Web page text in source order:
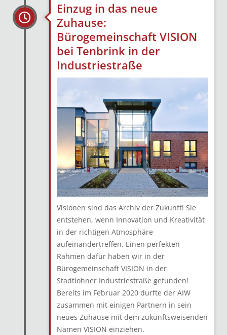
Einzug in das neue
Zuhause:
Bürogemeinschaft VISION
bei Tenbrink in der
Industriestraße
Visionen sind das Archiv der Zukunft! Sie
entstehen, wenn Innovation und Kreativität
in der richtigen Atmosphäre
aufeinandertreffen. Einen perfekten
Rahmen dafür haben wir in der
Bürogemeinschaft VISION in der
Stadtlohner Industriestraße gefunden!
Bereits im Februar 2020 durfte der AIW
zusammen mit einigen Partnern in sein
neues Zuhause mit dem zukunftsweisenden
Namen VISION einziehen.